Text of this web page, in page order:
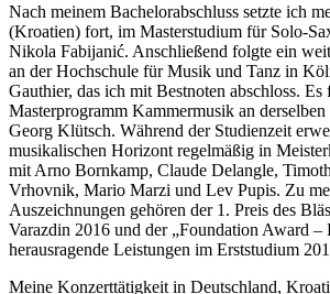
Nach meinem Bachelorabschluss setzte ich
(Kroatien) fort, im Masterstudium für Solo-
Nikola Fabijanić. Anschließend folgte ein
an der Hochschule für Musik und Tanz in
Gauthier, das ich mit Bestnoten abschloss. Es
Masterprogramm Kammermusik an
Georg Klütsch. Während der Studienzeit
musikalischen Horizont regelmäßig in
mit Arno Bornkamp, Claude Delangle,
Vrhovnik, Mario Marzi und Lev Pupis. Zu
Auszeichnungen gehören der 1. Preis des
Varazdin 2016 und der „Foundation Award
herausragende Leistungen im Erststudium
Meine Konzerttätigkeit in Deutschland,